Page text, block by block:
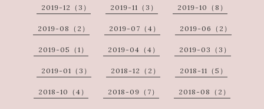
2019-12（3） 2019-11（3） 2019-10（8）
2019-08（2） 2019-07（4） 2019-06（2）
2019-05（1） 2019-04（4） 2019-03（3）
2019-01（3） 2018-12（2） 2018-11（5）
2018-10（4） 2018-09（7） 2018-08（2）